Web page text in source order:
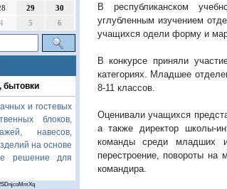
29
30
4 5 6
бытовки
и гостевых
блоков,
навесов,
на основе
решение для
В республиканском
углубленным изучением
учащихся одели форму и
В конкурсе приняли
категориях. Младшее
8-11 классов.
Оценивали учащихся
а также директор школы-
команды среди младших и
перестроение, повороты на
командира.